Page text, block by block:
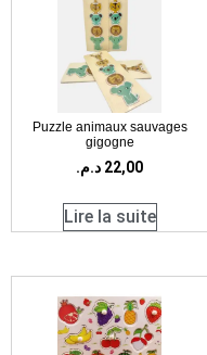
Puzzle animaux sauvages
gigogne
22,00 د.م.
Lire la suite